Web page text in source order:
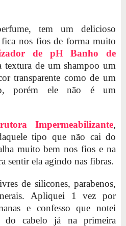
tem um delicioso
nos fios de forma muito
de pH Banho de
de um shampoo um
transparente como de um
porém ele não é um
Impermeabilizante,
tipo que não cai do
muito bem nos fios e na
sentir ela agindo nas fibras.
de silicones, parabenos,
Apliquei 1 vez por
e confesso que notei
do cabelo já na primeira